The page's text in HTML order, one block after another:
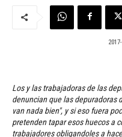
Los y las trabajadoras de las
denuncian que las depuradoras
van nada bien", y si eso fuera
pretenden tapar esos huecos a
trabajadores obligandoles a